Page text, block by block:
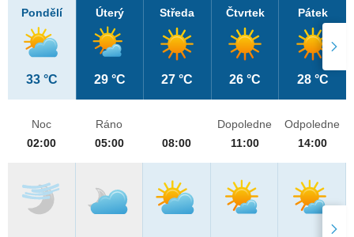
Pondělí
33 °C
Úterý
29 °C
Středa
27 °C
Čtvrtek
26 °C
Pátek
28 °C
Noc
02:00
Ráno
05:00
08:00
Dopoledne
11:00
Odpoledne
14:00